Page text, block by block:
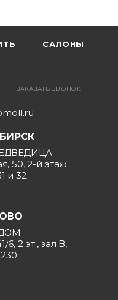
САЛОНЫ
ЗАКАЗАТЬ ЗВОНОК
50, 2-й этаж
и 32
2 эт., зал В,